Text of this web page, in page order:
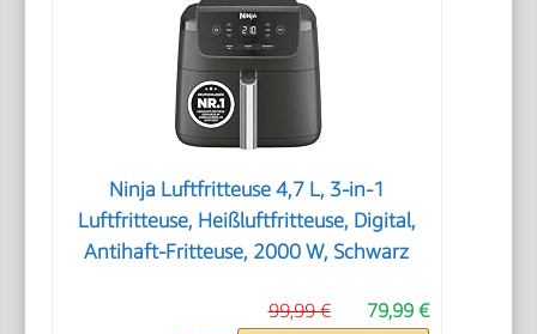
Ninja Luftfritteuse 4,7 L, 3-in-1
Luftfritteuse, Heißluftfritteuse, Digital,
Antihaft-Fritteuse, 2000 W, Schwarz
79,99 €
99,99 €